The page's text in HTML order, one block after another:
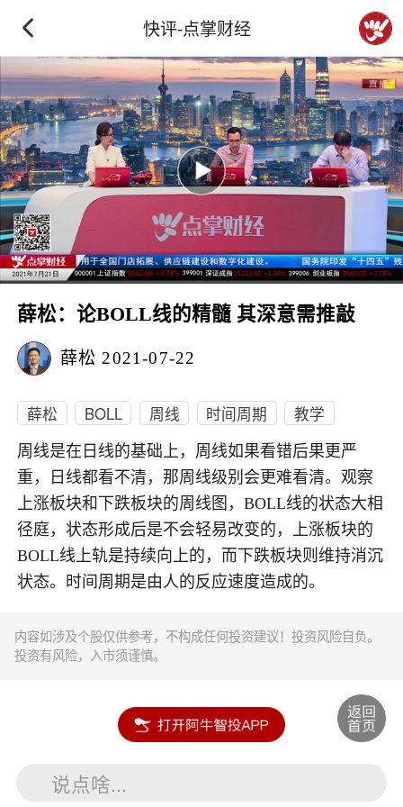
快评-点掌财经
薛松：论BOLL线的精髓 其深意需推敲
薛松 2021-07-22
薛松 BOLL 周线 时间周期 教学
周线是在日线的基础上，周线如果看错后果更严
重，日线都看不清，那周线级别会更难看清。观察
上涨板块和下跌板块的周线图，BOLL线的状态大相
径庭，状态形成后是不会轻易改变的，上涨板块的
BOLL线上轨是持续向上的，而下跌板块则维持消沉
状态。时间周期是由人的反应速度造成的。
内容如涉及个股仅供参考，不构成任何投资建议！投资风险自负。
投资有风险，入市须谨慎。
说点啥...